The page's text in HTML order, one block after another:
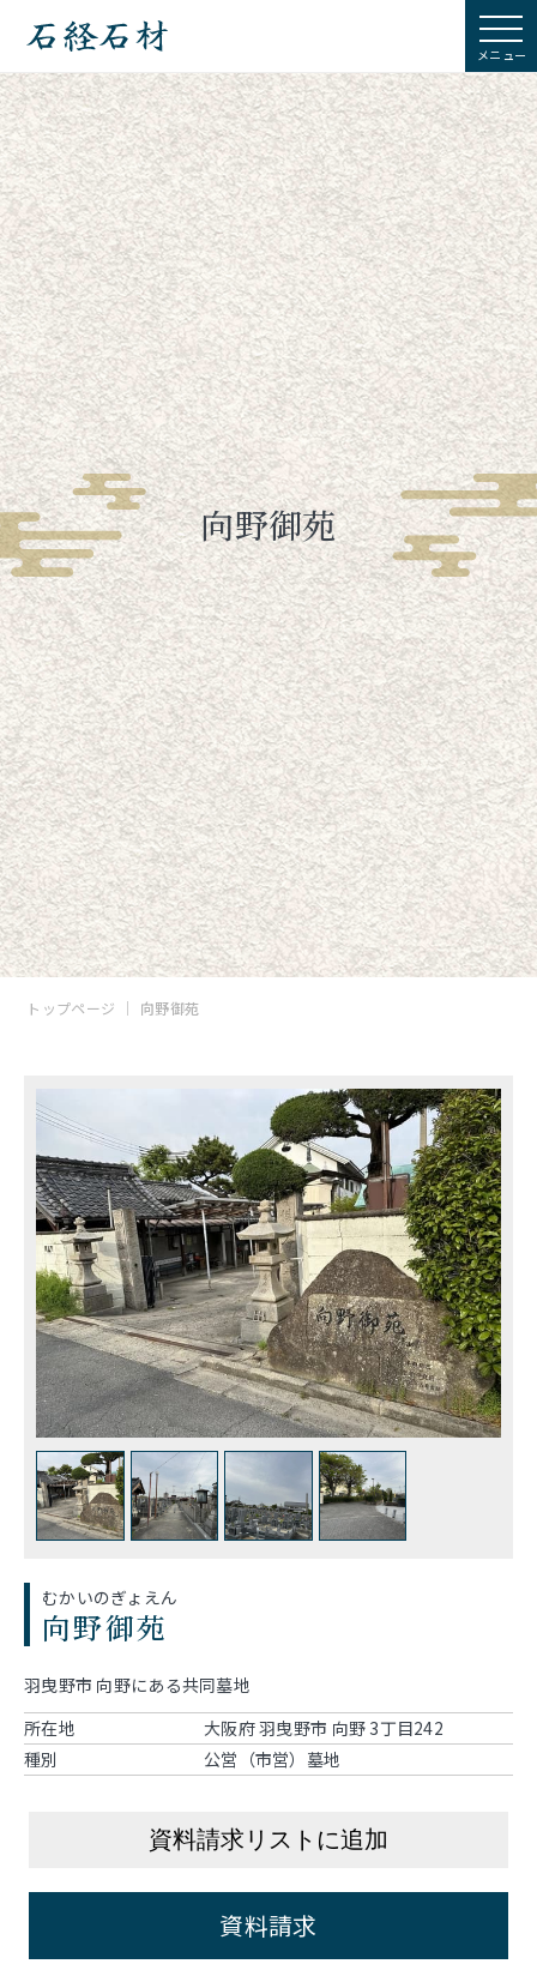
向野御苑
トップページ 向野御苑
むかいのぎょえん
向野御苑
羽曳野市 向野にある共同墓地
所在地
大阪府 羽曳野市 向野 3丁目242
種別
公営（市営）墓地
資料請求リストに追加
資料請求